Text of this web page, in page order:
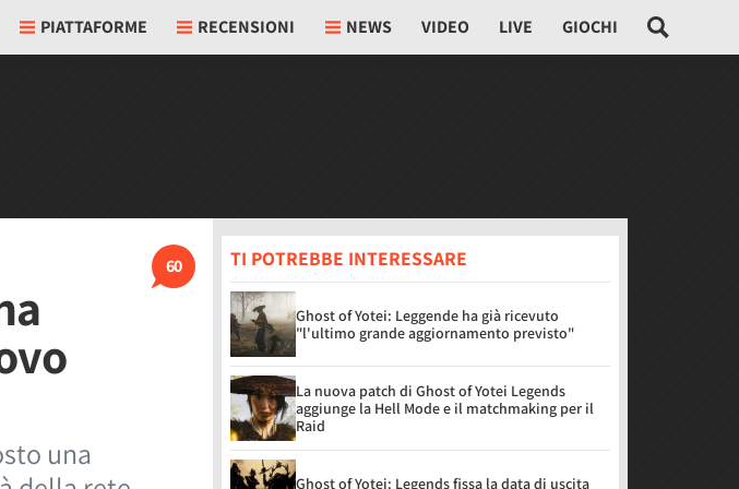
PIATTAFORME RECENSIONI NEWS VIDEO LIVE GIOCHI
60
una
TI POTREBBE INTERESSARE
Ghost of Yotei: Leggende ha già ricevuto
"l'ultimo grande aggiornamento previsto"
La nuova patch di Ghost of Yotei Legends
aggiunge la Hell Mode e il matchmaking per il
Raid
Ghost of Yotei: Legends fissa la data di uscita